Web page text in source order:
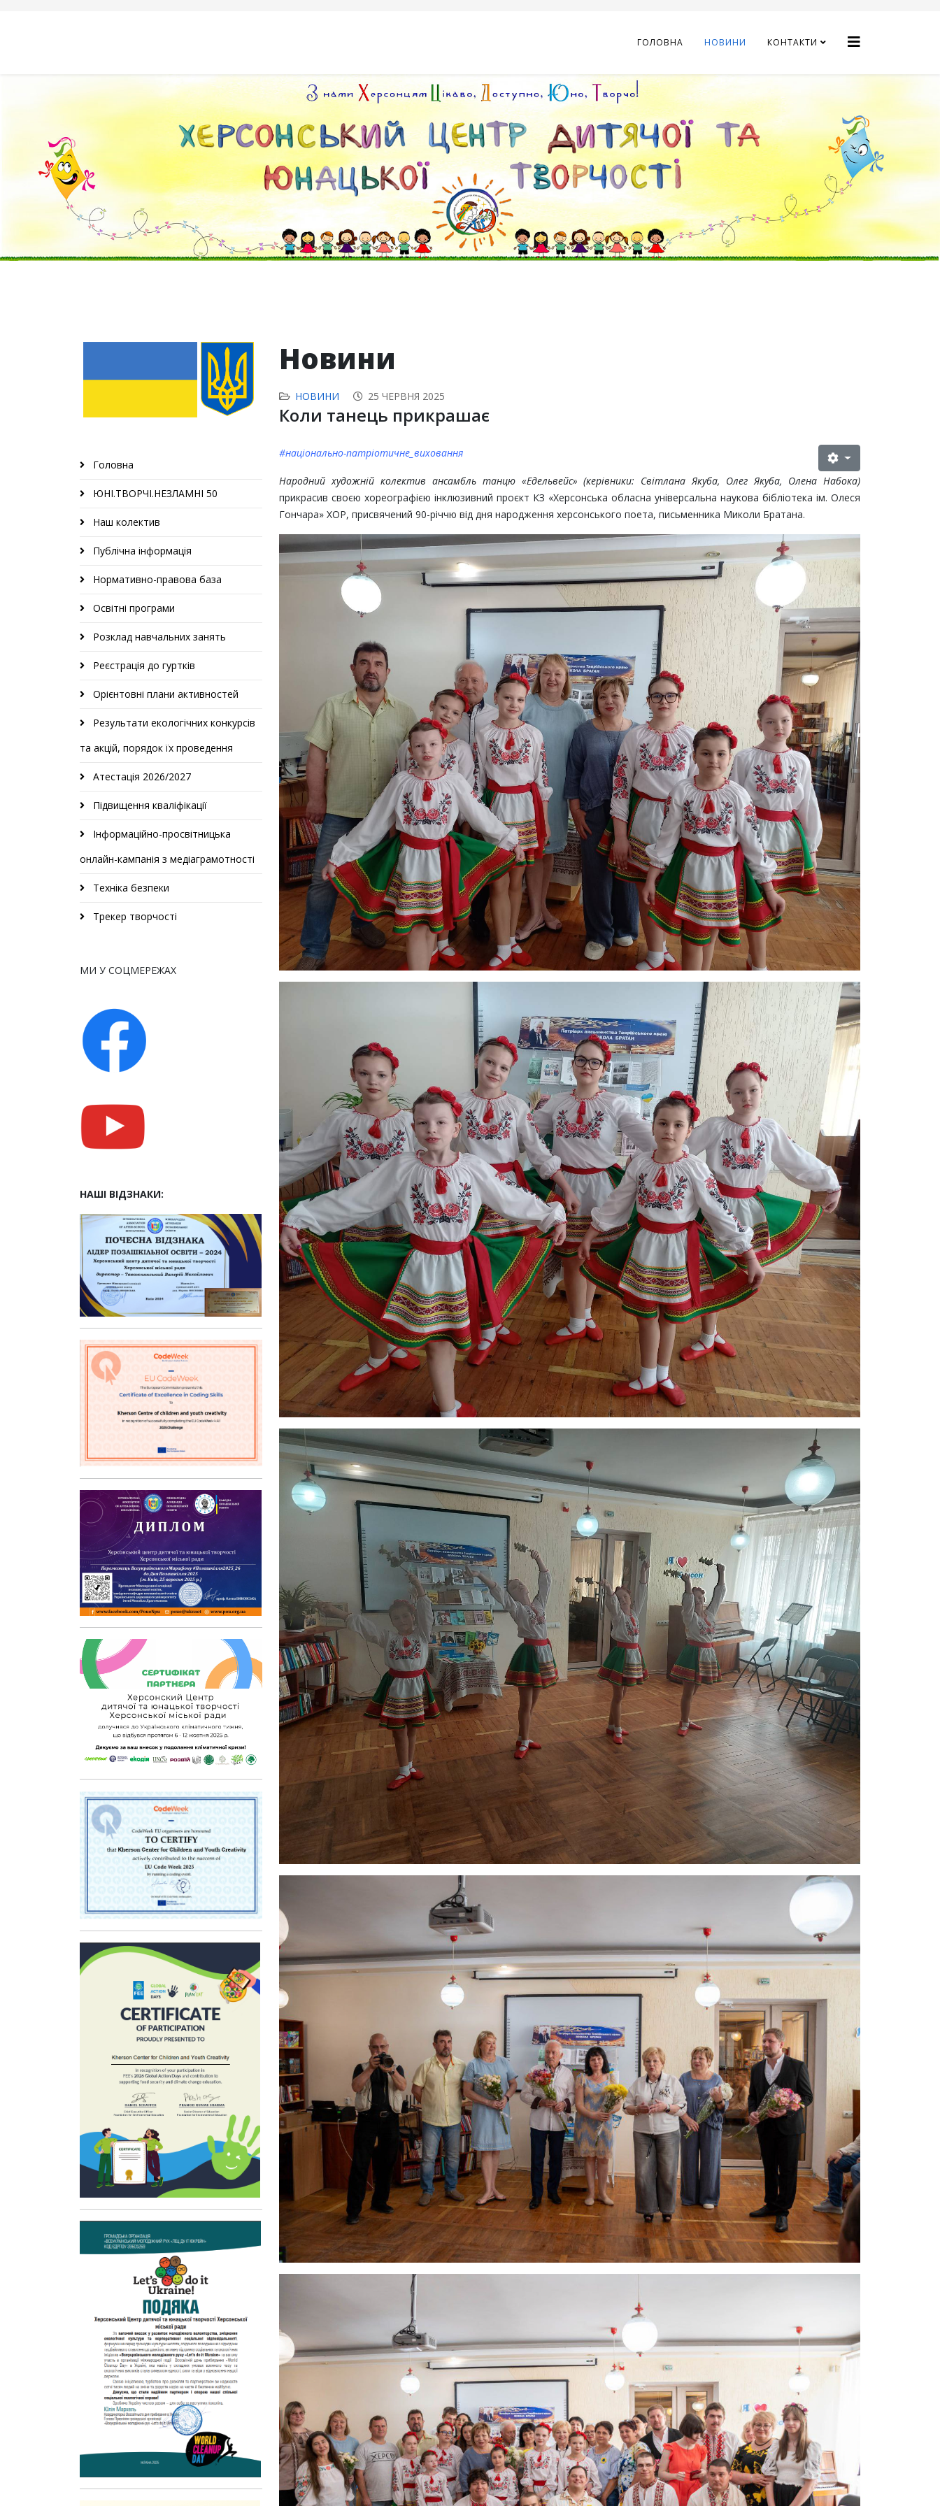
ГОЛОВНА НОВИНИ КОНТАКТИ
Головна
ЮНІ.ТВОРЧІ.НЕЗЛАМНІ 50
Наш колектив
Публічна інформація
Нормативно-правова база
Освітні програми
Розклад навчальних занять
Реєстрація до гуртків
Орієнтовні плани активностей
Результати екологічних конкурсів
та акцій, порядок їх проведення
Атестація 2026/2027
Підвищення кваліфікації
Інформаційно-просвітницька
онлайн-кампанія з медіаграмотності
Техніка безпеки
Трекер творчості
МИ У СОЦМЕРЕЖАХ
НАШІ ВІДЗНАКИ:
Новини
НОВИНИ 25 ЧЕРВНЯ 2025
Коли танець прикрашає
#національно-патріотичне_виховання
Народний художній колектив ансамбль танцю «Едельвейс» (керівники: Світлана Якуба, Олег Якуба, Олена Набока)
прикрасив своєю хореографією інклюзивний проєкт КЗ «Херсонська обласна універсальна наукова бібліотека ім. Олеся
Гончара» ХОР, присвячений 90-річчю від дня народження херсонського поета, письменника Миколи Братана.